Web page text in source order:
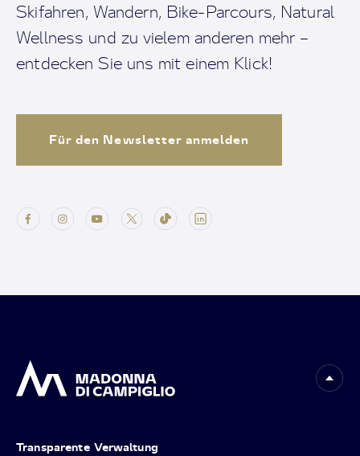
Skifahren, Wandern, Bike-Parcours, Natural
Wellness und zu vielem anderen mehr –
entdecken Sie uns mit einem Klick!
Für den Newsletter anmelden
Transparente Verwaltung